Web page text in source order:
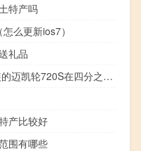
特产吗
么更新ios7）
礼品
汽车动态： 改装的迈凯轮720S在四分之一英里内进入八秒
产比较好
围有哪些